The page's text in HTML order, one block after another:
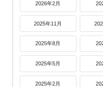
2026年2月
2025年11月
2025年8月
2025年5月
2025年2月